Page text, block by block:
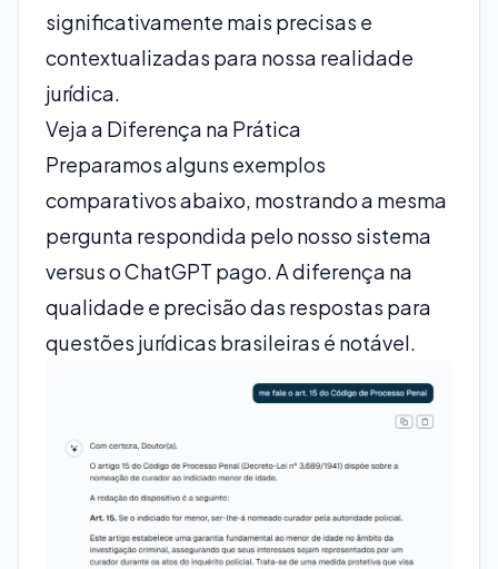
significativamente mais precisas e
contextualizadas para nossa realidade
jurídica.
Veja a Diferença na Prática
Preparamos alguns exemplos
comparativos abaixo, mostrando a mesma
pergunta respondida pelo nosso sistema
versus o ChatGPT pago. A diferença na
qualidade e precisão das respostas para
questões jurídicas brasileiras é notável.